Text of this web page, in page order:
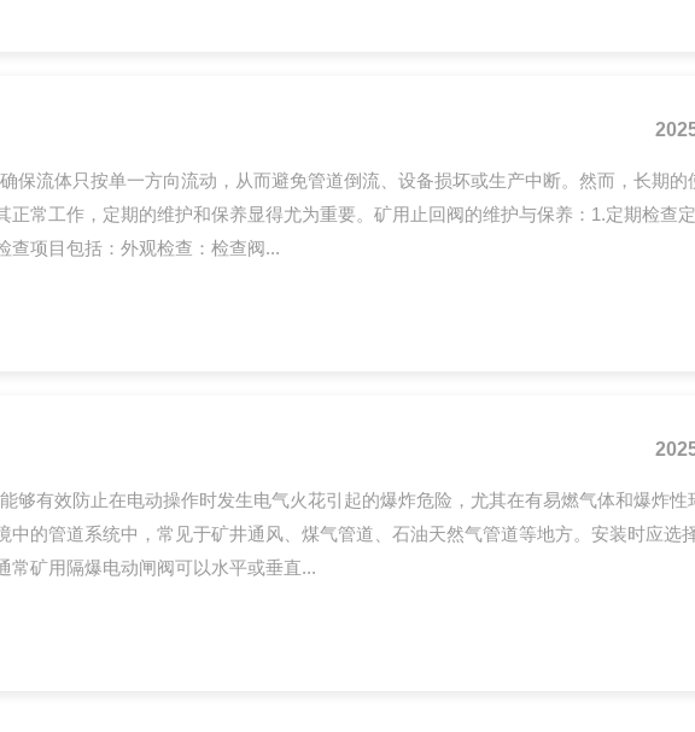
流体只按单一方向流动，从而避免管道倒流、设备损坏或生产中断。然而，长期的
常工作，定期的维护和保养显得尤为重要。矿用止回阀的维护与保养：1.定期检查
查项目包括：外观检查：检查阀...
有效防止在电动操作时发生电气火花引起的爆炸危险，尤其在有易燃气体和爆炸性
的管道系统中，常见于矿井通风、煤气管道、石油天然气管道等地方。安装时应选
常矿用隔爆电动闸阀可以水平或垂直...